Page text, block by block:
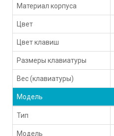
Материал корпуса
Цвет
Цвет клавиш
Размеры клавиатуры
Вес (клавиатуры)
Модель
Тип
Модель